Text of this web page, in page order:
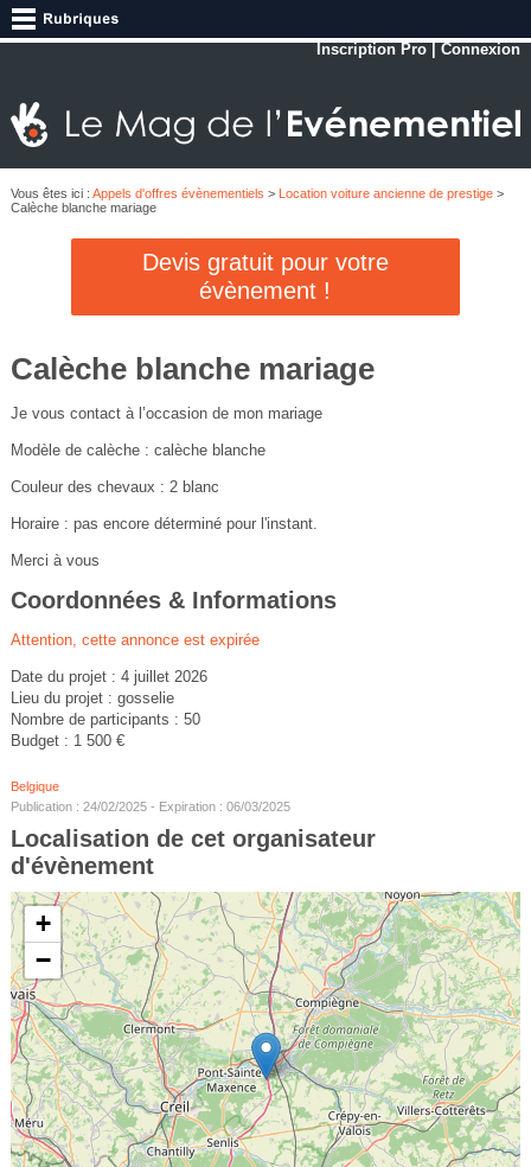
Inscription Pro |Connexion
Vous êtes ici : Appels d'offres évènementiels > Location voiture ancienne de prestige>
Calèche blanche mariage
Devis gratuit pour votre
évènement !
Calèche blanche mariage
Je vous contact à l’occasion de mon mariage
Modèle de calèche : calèche blanche
Couleur des chevaux : 2 blanc
Horaire : pas encore déterminé pour l'instant.
Merci à vous
Coordonnées & Informations
Attention, cette annonce est expirée
Date du projet : 4 juillet 2026
Lieu du projet : gosselie
Nombre de participants : 50
Budget : 1 500 €
Belgique
Publication : 24/02/2025 - Expiration : 06/03/2025
Localisation de cet organisateur
d'évènement
+
−